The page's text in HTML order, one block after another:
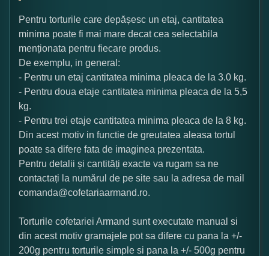
Pentru torturile care depășesc un etaj, cantitatea
minima poate fi mai mare decat cea selectabila
menționata pentru fiecare produs.
De exemplu, in general:
- Pentru un etaj cantitatea minima pleaca de la 3.0 kg.
- Pentru doua etaje cantitatea minima pleaca de la 5,5
kg.
- Pentru trei etaje cantitatea minima pleaca de la 8 kg.
Din acest motiv in functie de greutatea aleasa tortul
poate sa difere fata de imaginea prezentata.
Pentru detalii și cantități exacte va rugam sa ne
contactați la numărul de pe site sau la adresa de mail
comanda@cofetariaarmand.ro.
Torturile cofetariei Armand sunt executate manual si
din acest motiv gramajele pot sa difere cu pana la +/-
200g pentru torturile simple si pana la +/- 500g pentru